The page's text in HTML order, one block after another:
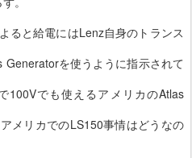
ると給電にはLenz自身のトランス
を使うように指示されて
100Vでも使えるアメリカのAtlas
メリカでのLS150事情はどうなの